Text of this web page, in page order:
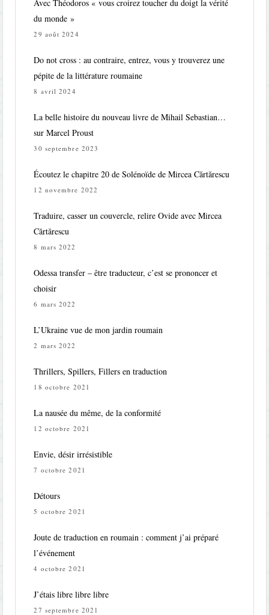
Avec Théodoros « vous croirez toucher du doigt la vérité
du monde »
29 août 2024
Do not cross : au contraire, entrez, vous y trouverez une
pépite de la littérature roumaine
8 avril 2024
La belle histoire du nouveau livre de Mihail Sebastian…
sur Marcel Proust
30 septembre 2023
Écoutez le chapitre 20 de Solénoïde de Mircea Cărtărescu
12 novembre 2022
Traduire, casser un couvercle, relire Ovide avec Mircea
Cărtărescu
8 mars 2022
Odessa transfer – être traducteur, c’est se prononcer et
choisir
6 mars 2022
L’Ukraine vue de mon jardin roumain
2 mars 2022
Thrillers, Spillers, Fillers en traduction
18 octobre 2021
La nausée du même, de la conformité
12 octobre 2021
Envie, désir irrésistible
7 octobre 2021
Détours
5 octobre 2021
Joute de traduction en roumain : comment j’ai préparé
l’événement
4 octobre 2021
J’étais libre libre libre
27 septembre 2021